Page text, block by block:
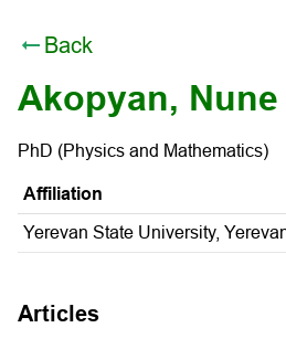
Back
Akopyan, Nune
PhD (Physics and Mathematics)
Affiliation
Yerevan State University,
Articles